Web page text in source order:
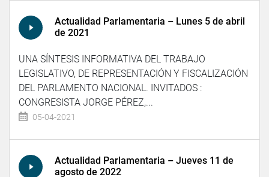
Actualidad Parlamentaria – Lunes 5 de abril
de 2021
UNA SÍNTESIS INFORMATIVA DEL TRABAJO
LEGISLATIVO, DE REPRESENTACIÓN Y FISCALIZACIÓN
DEL PARLAMENTO NACIONAL. INVITADOS :
CONGRESISTA JORGE PÉREZ,...
05-04-2021
Actualidad Parlamentaria – Jueves 11 de
agosto de 2022